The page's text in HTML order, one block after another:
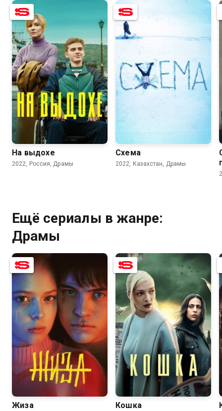
7.0 4.5
На выдохе
2022, Россия, Драмы
5.4 5.8
Схема
2022, Казахстан, Драмы
Ещё сериалы в жанре:
Драмы
7.6 6.1
Жиза
7.6 5.2
Кошка